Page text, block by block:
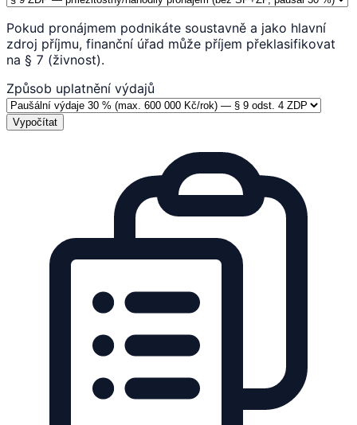
Pokud pronájmem podnikáte soustavně a jako hlavní
zdroj příjmu, finanční úřad může příjem překlasifikovat
na § 7 (živnost).
Způsob uplatnění výdajů
Vypočítat